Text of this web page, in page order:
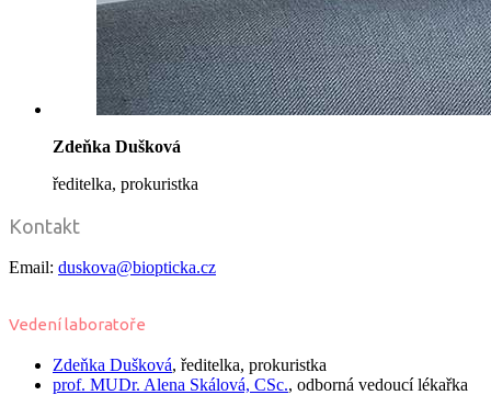
Zdeňka Dušková
ředitelka, prokuristka
Kontakt
Email: duskova@biopticka.cz
Vedení laboratoře
Zdeňka Dušková, ředitelka, prokuristka
prof. MUDr. Alena Skálová, CSc., odborná vedoucí lékařka